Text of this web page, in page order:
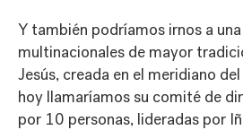
Y también podríamos irnos a
multinacionales de mayor
Jesús, creada en el meridiano
hoy llamaríamos su comité de
por 10 personas, lideradas por